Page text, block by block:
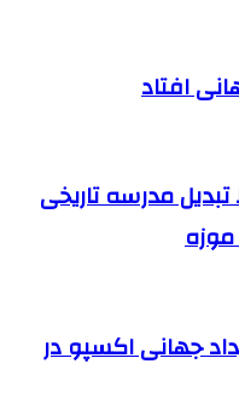
افتاد
مدرسه تاریخی
جهانی اکسپو در